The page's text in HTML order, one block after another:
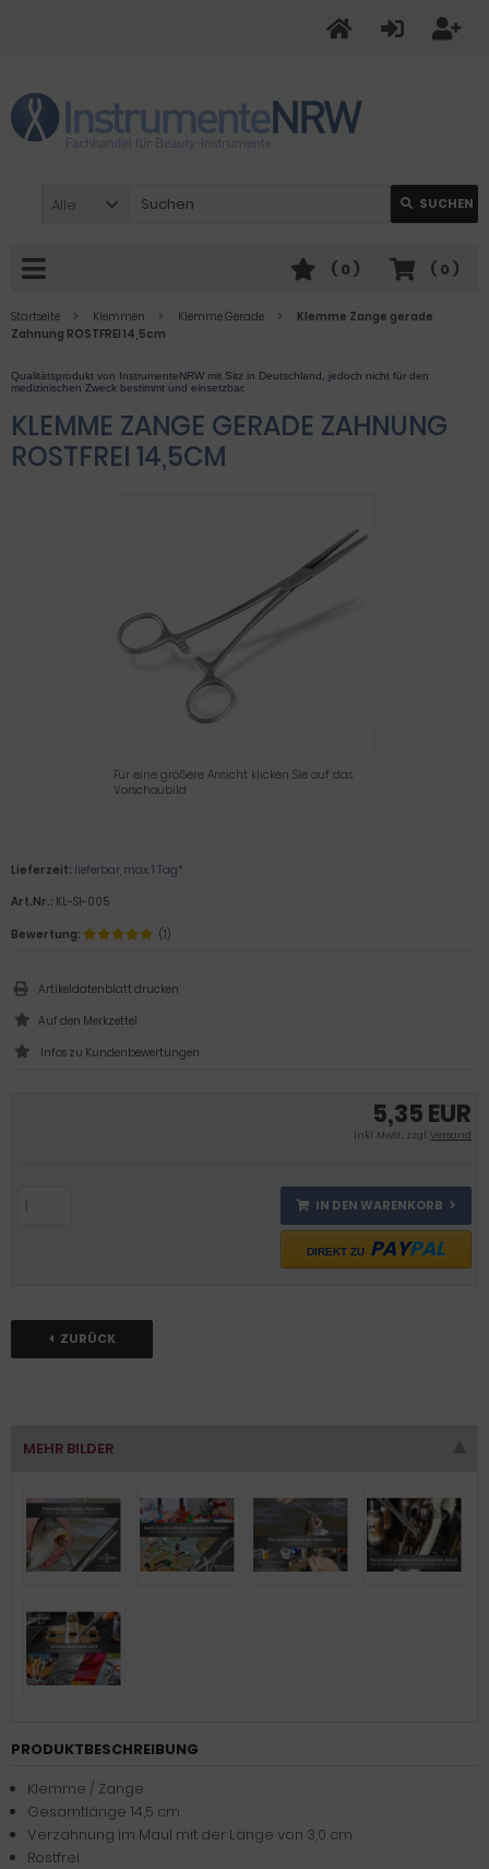
Alle SUCHEN
( 0 )
( 0 )
Startseite Klemmen Klemme Gerade
Klemme Zange gerade
Zahnung ROSTFREI 14,5cm
KLEMME ZANGE GERADE ZAHNUNG
ROSTFREI 14,5CM
Für eine größere Ansicht klicken Sie auf das
Vorschaubild
5,35 EUR
inkl .MwSt., zzgl.Versand
IN DEN WARENKORB
DIREKT ZU PAYPAL
ZURÜCK
Lieferzeit: lieferbar, max. 1 Tag*
Art.Nr.: KL-SI-005
Bewertung:
(1)
Artikeldatenblatt drucken
Infos zu Kundenbewertungen
MEHR BILDER
PRODUKTBESCHREIBUNG
Klemme / Zange
Gesamtlänge 14,5 cm
Verzahnung im Maul mit der Länge von 3,0 cm
Rostfrei